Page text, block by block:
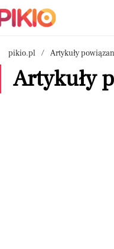
pikio.pl Artykuły
Artykuły